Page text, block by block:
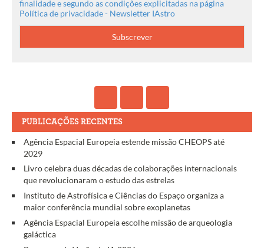
finalidade e segundo as condições explicitadas na página
Política de privacidade - Newsletter IAstro
PUBLICAÇÕES RECENTES
Agência Espacial Europeia estende missão CHEOPS até
2029
Livro celebra duas décadas de colaborações internacionais
que revolucionaram o estudo das estrelas
Instituto de Astrofísica e Ciências do Espaço organiza a
maior conferência mundial sobre exoplanetas
Agência Espacial Europeia escolhe missão de arqueologia
galáctica